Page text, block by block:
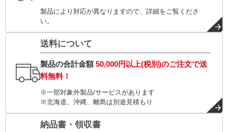
製品により対応が異なりますので、詳細をご覧くださ
い。
送料について
製品の合計金額50,000円以上(税別)のご注文で送
料無料！
※一部対象外製品/サービスがあります
※北海道、沖縄、離島は別途見積もり
納品書・領収書